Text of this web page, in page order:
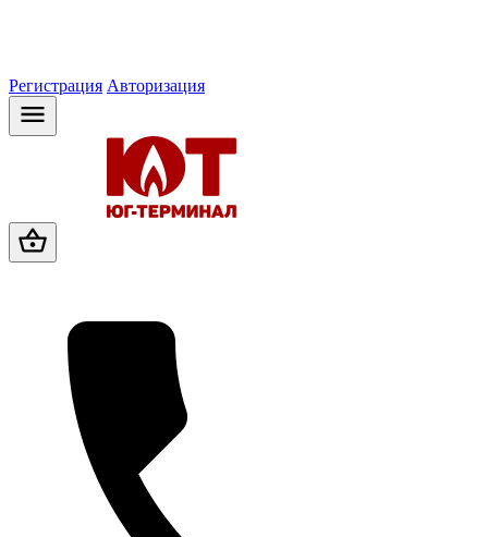
Регистрация Авторизация